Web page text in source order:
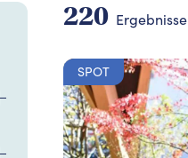
220 Ergebnisse
SPOT